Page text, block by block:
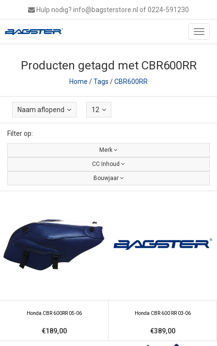
Hulp nodig? info@bagsterstore.nl of 0224-591230
Producten getagd met CBR600RR
Home /Tags /CBR600RR
Naam aflopend 12
Filter op:
Merk
CC Inhoud
Bouwjaar
Honda CBR 600RR 05-06
€189,00
Honda CBR 600 RR 03-06
€389,00